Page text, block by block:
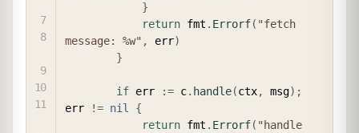
}
return fmt . Errorf( "fetch
message: %w" , err)
}
if err := c. handle(ctx, msg) ;
err
!= nil
{
return fmt . Errorf( "handle